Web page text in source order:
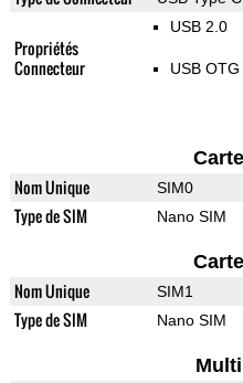
Propriétés
Connecteur
USB 2.0
USB OTG
Nom Unique SIM0
Type de SIM Nano SIM
Nom Unique SIM1
Type de SIM Nano SIM